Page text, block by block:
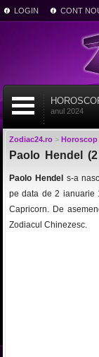
LOGIN CONT
anul 2024
Zodiac24.ro> Horoscop
Paolo Hendel
Paolo Hendel s-a
pe data de 2 ianuarie
Capricorn. De
Zodiacul Chinezesc.